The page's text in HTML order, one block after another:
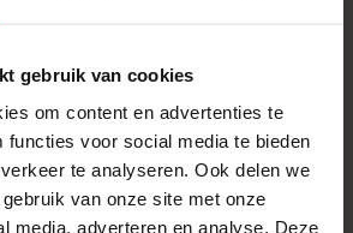
gebruik van cookies
om content en advertenties te
functies voor social media te bieden
te analyseren. Ook delen we
van onze site met onze
media, adverteren en analyse. Deze
de Zilwa